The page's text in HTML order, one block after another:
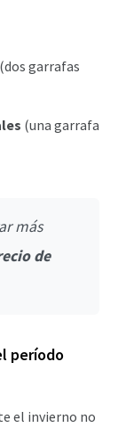
(dos garrafas
(una garrafa
más
de
período
el invierno no